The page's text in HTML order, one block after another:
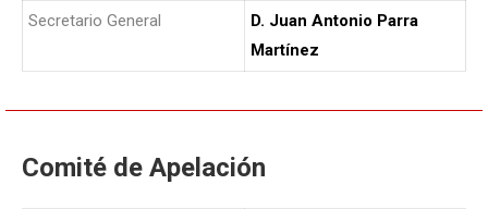
Secretario General
D. Juan Antonio Parra
Martínez
Comité de Apelación